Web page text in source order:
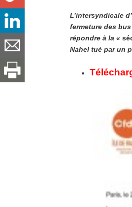
L’intersyndicale
fermeture des
répondre à la «
Nahel tué par un